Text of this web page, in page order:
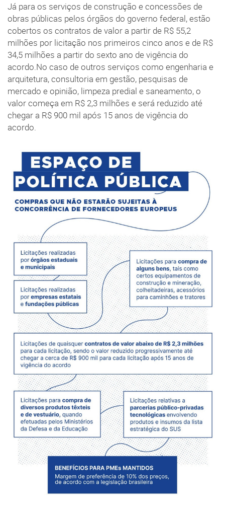
Já para os serviços de construção e concessões de
obras públicas pelos órgãos do governo federal, estão
cobertos os contratos de valor a partir de R$ 55,2
milhões por licitação nos primeiros cinco anos e de R$
34,5 milhões a partir do sexto ano de vigência do
acordo.No caso de outros serviços como engenharia e
arquitetura, consultoria em gestão, pesquisas de
mercado e opinião, limpeza predial e saneamento, o
valor começa em R$ 2,3 milhões e será reduzido até
chegar a R$ 900 mil após 15 anos de vigência do
acordo.